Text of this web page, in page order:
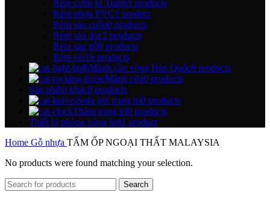
Rèm cuốn In Tranh5 products
Rèm nhựa PVC1 product
Rèm sáo cuốn0 products
Rèm sáo dọc2 products
Rèm sáo gỗ0 products
Rèm vải16 products
Mành cầu vồng Hàn Quốc0 products
Mành cửa0 products
Sản phẩm khác0 products
Sofa gối trang trí0 products
Thảm trang trí0 products
Thiết bị phòng xông hơi1 product
Home Gỗ nhựa TẤM ỐP NGOẠI THẤT MALAYSIA
No products were found matching your selection.
Search